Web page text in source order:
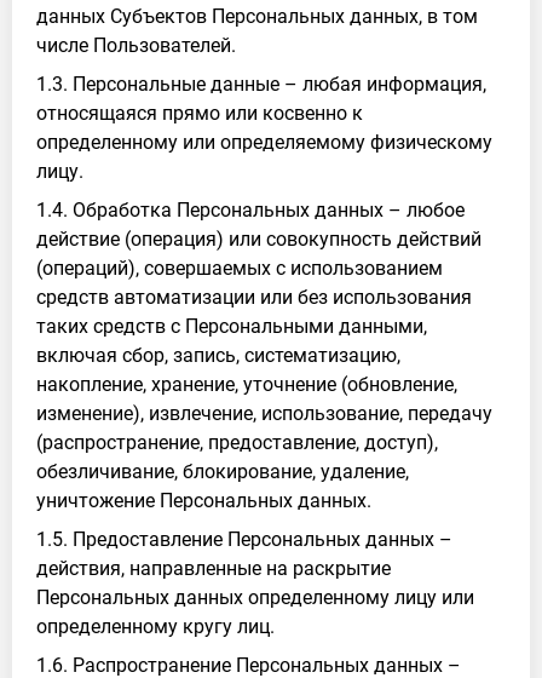
данных Субъектов Персональных данных, в том
числе Пользователей.
1.3. Персональные данные – любая информация,
относящаяся прямо или косвенно к
определенному или определяемому физическому
лицу.
1.4. Обработка Персональных данных – любое
действие (операция) или совокупность действий
(операций), совершаемых с использованием
средств автоматизации или без использования
таких средств с Персональными данными,
включая сбор, запись, систематизацию,
накопление, хранение, уточнение (обновление,
изменение), извлечение, использование, передачу
(распространение, предоставление, доступ),
обезличивание, блокирование, удаление,
уничтожение Персональных данных.
1.5. Предоставление Персональных данных –
действия, направленные на раскрытие
Персональных данных определенному лицу или
определенному кругу лиц.
1.6. Распространение Персональных данных –